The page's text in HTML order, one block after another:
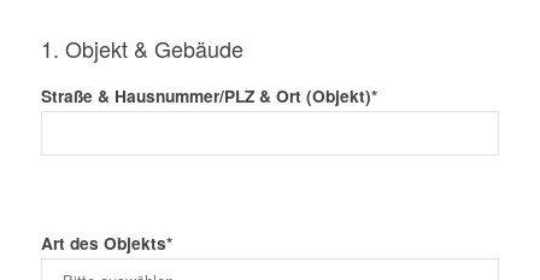
1. Objekt & Gebäude
Straße & Hausnummer/PLZ & Ort (Objekt)*
Art des Objekts*